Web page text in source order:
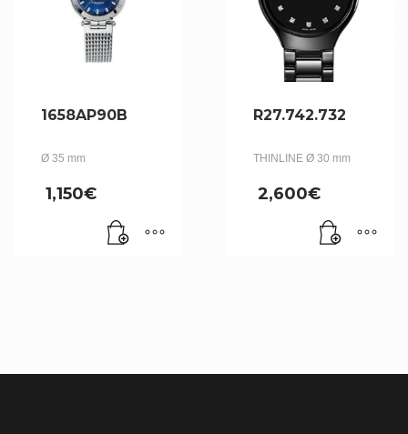
1658AP90B
Ø 35 mm
1,150€
R27.742.732
THINLINE Ø 30 mm
2,600€